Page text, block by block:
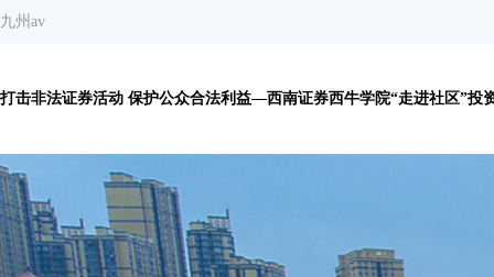
九州av
打击非法证券活动 保护公众合法利益—西南证券西牛学院“走进社区”投